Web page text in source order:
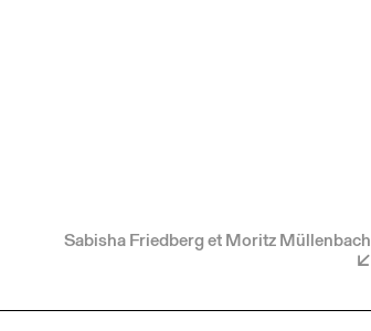
Sabisha Friedberg et Moritz Müllenbach